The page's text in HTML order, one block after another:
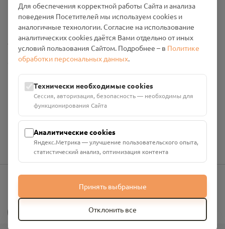
Политика конфиденциальности
Промо-материалы
Настройки cookies
Общество с ограниченной ответственностью «Смоленский
Проект Помним»
ИНН: 6700029207 ОГРН: 1256700001986
Юридический адрес: 216790, Смоленская область, р-н
Руднянский, г. Рудня, улица Западная, д. 26А, пом. 18
Номер счёта: 40702810901130004287 в АО "АЛЬФА-БАНК"
info@pomnim.online
Для обеспечения корректной работы Сайта и анализа
поведения Посетителей мы используем cookies и
аналогичные технологии. Согласие на использование
аналитических cookies даётся Вами отдельно от иных
условий пользования Сайтом. Подробнее – в Политике
обработки персональных данных.
Технически необходимые cookies
Сессия, авторизация, безопасность — необходимы для
функционирования Сайта
Аналитические cookies
Яндекс.Метрика — улучшение пользовательского опыта,
статистический анализ, оптимизация контента
Принять выбранные
Отклонить все